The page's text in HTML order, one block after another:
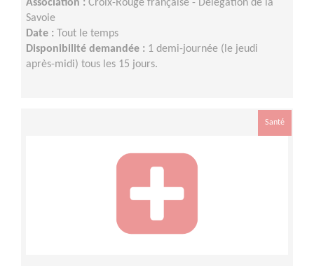
Association : Croix-Rouge française - Délégation de la
Savoie
Date : Tout le temps
Disponibilité demandée : 1 demi-journée (le jeudi
après-midi) tous les 15 jours.
Santé